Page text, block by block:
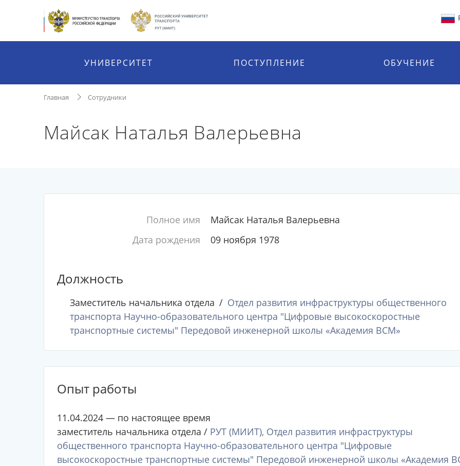
УНИВЕРСИТЕТ ПОСТУПЛЕНИЕ ОБУЧЕНИЕ
Главная Сотрудники
Майсак Наталья Валерьевна
Полное имя
Майсак Наталья Валерьевна
Дата рождения
09 ноября 1978
Должность
Заместитель начальника отдела
Отдел развития инфраструктуры общественного
транспорта Научно-образовательного центра "Цифровые высокоскоростные
транспортные системы" Передовой инженерной школы «Академия ВСМ»
Опыт работы
11.04.2024 — по настоящее время
заместитель начальника отдела / РУТ (МИИТ), Отдел развития инфраструктуры
общественного транспорта Научно-образовательного центра "Цифровые
высокоскоростные транспортные системы" Передовой инженерной школы «Академия